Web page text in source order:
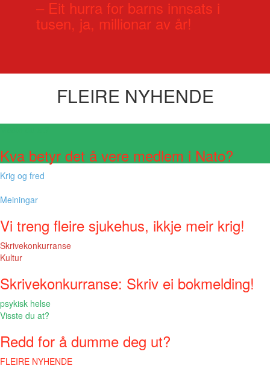
– Eit hurra for barns innsats i
tusen, ja, millionar av år!
FLEIRE NYHENDE
Kva betyr det å vere medlem i Nato?
Krig og fred
Meiningar
Vi treng fleire sjukehus, ikkje meir krig!
Skrivekonkurranse
Kultur
Skrivekonkurranse: Skriv ei bokmelding!
psykisk helse
Visste du at?
Redd for å dumme deg ut?
FLEIRE NYHENDE